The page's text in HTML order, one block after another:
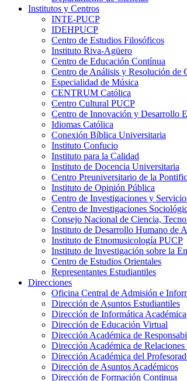
Institutos y Centros
INTE-PUCP
IDEHPUCP
Centro de Estudios Filosóficos
Instituto Riva-Agüero
Centro de Educación Contínua
Centro de Análisis y Resolución de
Especialidad de Música
CENTRUM Católica
Centro Cultural PUCP
Centro de Innovación y Desarrollo
Idiomas Católica
Conexión Bíblica Universitaria
Instituto Confucio
Instituto para la Calidad
Instituto de Docencia Universitaria
Centro Preuniversitario de la
Instituto de Opinión Pública
Centro de Investigaciones y
Centro de Investigaciones
Consejo Nacional de Ciencia,
Instituto de Desarrollo Humano de
Instituto de Etnomusicología PUCP
Instituto de Investigación sobre la
Centro de Estudios Orientales
Representantes Estudiantiles
Direcciones
Oficina Central de Admisión e
Dirección de Asuntos Estudiantiles
Dirección de Informática Académica
Dirección de Educación Virtual
Dirección Académica de
Dirección Académica de
Dirección Académica del
Dirección de Asuntos Académicos
Dirección de Formación Continua